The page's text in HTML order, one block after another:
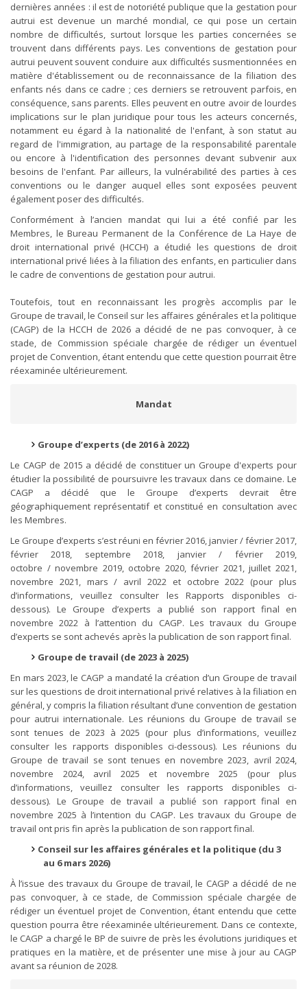
dernières années : il est de notoriété publique que la gestation pour
autrui est devenue un marché mondial, ce qui pose un certain
nombre de difficultés, surtout lorsque les parties concernées se
trouvent dans différents pays. Les conventions de gestation pour
autrui peuvent souvent conduire aux difficultés susmentionnées en
matière d'établissement ou de reconnaissance de la filiation des
enfants nés dans ce cadre ; ces derniers se retrouvent parfois, en
conséquence, sans parents. Elles peuvent en outre avoir de lourdes
implications sur le plan juridique pour tous les acteurs concernés,
notamment eu égard à la nationalité de l'enfant, à son statut au
regard de l'immigration, au partage de la responsabilité parentale
ou encore à l'identification des personnes devant subvenir aux
besoins de l'enfant. Par ailleurs, la vulnérabilité des parties à ces
conventions ou le danger auquel elles sont exposées peuvent
également poser des difficultés.
Conformément à l’ancien mandat qui lui a été confié par les
Membres, le Bureau Permanent de la Conférence de La Haye de
droit international privé (HCCH) a étudié les questions de droit
international privé liées à la filiation des enfants, en particulier dans
le cadre de conventions de gestation pour autrui.
Toutefois, tout en reconnaissant les progrès accomplis par le
Groupe de travail, le Conseil sur les affaires générales et la politique
(CAGP) de la HCCH de 2026 a décidé de ne pas convoquer, à ce
stade, de Commission spéciale chargée de rédiger un éventuel
projet de Convention, étant entendu que cette question pourrait être
réexaminée ultérieurement.
Mandat
Groupe d’experts (de 2016 à 2022)
Le CAGP de 2015 a décidé de constituer un Groupe d'experts pour
étudier la possibilité de poursuivre les travaux dans ce domaine. Le
CAGP a décidé que le Groupe d’experts devrait être
géographiquement représentatif et constitué en consultation avec
les Membres.
Le Groupe d’experts s’est réuni en février 2016, janvier / février 2017,
février 2018, septembre 2018, janvier / février 2019,
octobre / novembre 2019, octobre 2020, février 2021, juillet 2021,
novembre 2021, mars / avril 2022 et octobre 2022 (pour plus
d’informations, veuillez consulter les Rapports disponibles ci-
dessous). Le Groupe d’experts a publié son rapport final en
novembre 2022 à l’attention du CAGP. Les travaux du Groupe
d’experts se sont achevés après la publication de son rapport final.
Groupe de travail (de 2023 à 2025)
En mars 2023, le CAGP a mandaté la création d’un Groupe de travail
sur les questions de droit international privé relatives à la filiation en
général, y compris la filiation résultant d’une convention de gestation
pour autrui internationale. Les réunions du Groupe de travail se
sont tenues de 2023 à 2025 (pour plus d’informations, veuillez
consulter les rapports disponibles ci-dessous). Les réunions du
Groupe de travail se sont tenues en novembre 2023, avril 2024,
novembre 2024, avril 2025 et novembre 2025 (pour plus
d’informations, veuillez consulter les rapports disponibles ci-
dessous). Le Groupe de travail a publié son rapport final en
novembre 2025 à l’intention du CAGP. Les travaux du Groupe de
travail ont pris fin après la publication de son rapport final.
Conseil sur les affaires générales et la politique (du 3
au 6 mars 2026)
À l’issue des travaux du Groupe de travail, le CAGP a décidé de ne
pas convoquer, à ce stade, de Commission spéciale chargée de
rédiger un éventuel projet de Convention, étant entendu que cette
question pourra être réexaminée ultérieurement. Dans ce contexte,
le CAGP a chargé le BP de suivre de près les évolutions juridiques et
pratiques en la matière, et de présenter une mise à jour au CAGP
avant sa réunion de 2028.